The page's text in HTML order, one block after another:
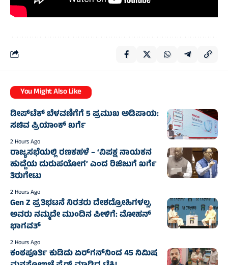
You Might Also Like
ಡೀಪ್‌ಟೆಕ್ ಬೆಳವಣಿಗೆಗೆ 5 ಪ್ರಮುಖ ಅಡಿಪಾಯ:
ಸಚಿವ ಪ್ರಿಯಾಂಕ್ ಖರ್ಗೆ
2 Hours Ago
ರಾಜ್ಯಸಭೆಯಲ್ಲಿ ರಣಕಹಳೆ – ‘ವಿಪಕ್ಷ ನಾಯಕನ
ಹುದ್ದೆಯ ದುರುಪಯೋಗ’ ಎಂದ ರಿಜಿಜುಗೆ ಖರ್ಗೆ
ತಿರುಗೇಟು
2 Hours Ago
Gen Z ಪ್ರತಿಭಟನೆ ನಿರತರು ದೇಶದ್ರೋಹಿಗಳಲ್ಲ,
ಅವರು ನಮ್ಮದೇ ಮುಂದಿನ ಪೀಳಿಗೆ: ಮೋಹನ್
ಭಾಗವತ್‌
2 Hours Ago
ಕಂಠಪೂರ್ತಿ ಕುಡಿದು ಏರ್‌ಗನ್‌ನಿಂದ 45 ನಿಮಿಷ